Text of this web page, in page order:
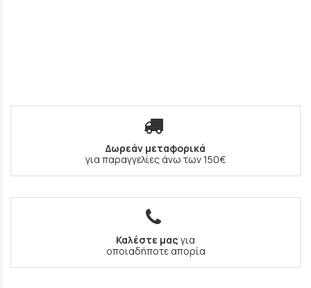
Δωρεάν μεταφορικά
για παραγγελίες άνω των 150€
Καλέστε μας για
οποιαδήποτε απορία